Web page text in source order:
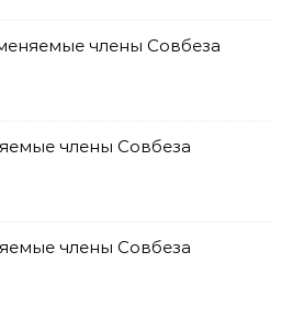
члены Совбеза
члены Совбеза
члены Совбеза